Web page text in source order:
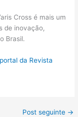
Cross é mais um
de inovação,
Brasil.
da Revista
Post seguinte →